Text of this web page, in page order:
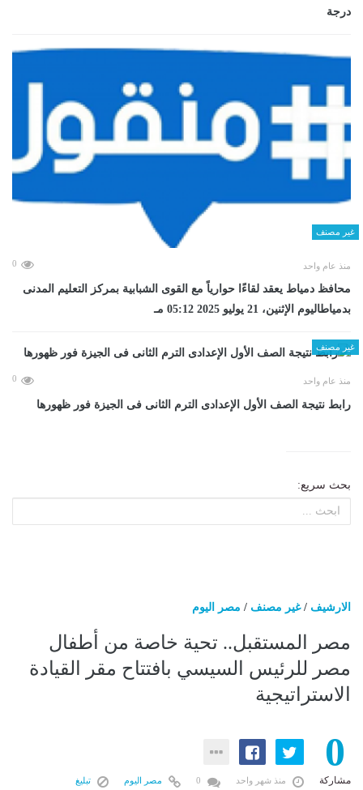
درجة
غير مصنف
منذ عام واحد 0
محافظ دمياط يعقد لقاءًا حوارياً مع القوى الشبابية بمركز التعليم المدنى
بدمياطاليوم الإثنين، 21 يوليو 2025 05:12 مـ
غير مصنف
منذ عام واحد 0
رابط نتيجة الصف الأول الإعدادى الترم الثانى فى الجيزة فور ظهورها
بحث سريع:
الارشيف /غير مصنف / مصر اليوم
مصر المستقبل.. تحية خاصة من أطفال
مصر للرئيس السيسي بافتتاح مقر القيادة
الاستراتيجية
0
مشاركة منذ شهر واحد مصر اليوم تبليغ